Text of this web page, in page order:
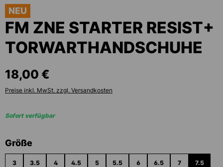
NEU
FM ZNE STARTER RESIST+
TORWARTHANDSCHUHE
18,00 €
Preise inkl. MwSt. zzgl. Versandkosten
Sofort verfügbar
Größeauswählen
3 3.5 4 4.5 5 5.5 6 6.5 7 7.5